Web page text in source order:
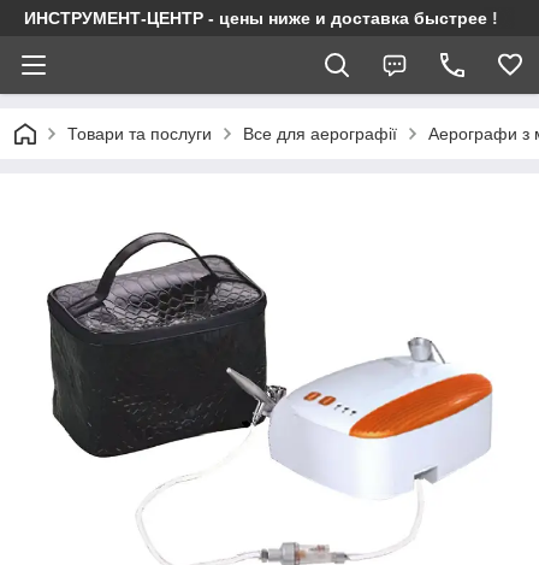
ИНСТРУМЕНТ-ЦЕНТР - цены ниже и доставка быстрее !
Товари та послуги Все для аерографії Аерографи з